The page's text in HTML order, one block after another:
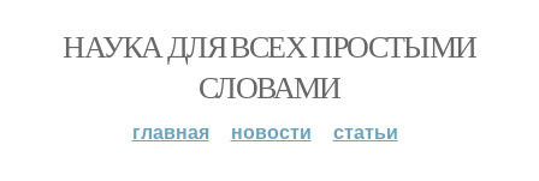
НАУКА ДЛЯ ВСЕХ ПРОСТЫМИ
СЛОВАМИ
главная новости статьи